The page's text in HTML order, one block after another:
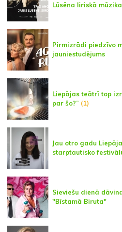
Lūsēna liriskā mūzika
Pirmizrādi piedzīvo
jauniestudējums
Liepājas teātrī top
par šo?” (1)
Jau otro gadu
starptautisko
Sieviešu dienā
"Bīstamā Biruta"